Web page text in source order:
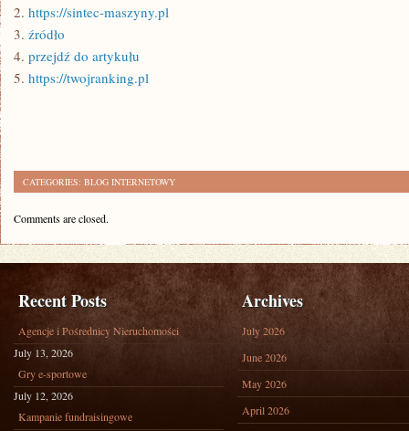
2. https://sintec-maszyny.pl
3. źródło
4. przejdź do artykułu
5. https://twojranking.pl
CATEGORIES: BLOG INTERNETOWY
Comments are closed.
Recent Posts
Agencje i Pośrednicy Nieruchomości
July 13, 2026
Gry e-sportowe
July 12, 2026
Kampanie fundraisingowe
Archives
July 2026
June 2026
May 2026
April 2026